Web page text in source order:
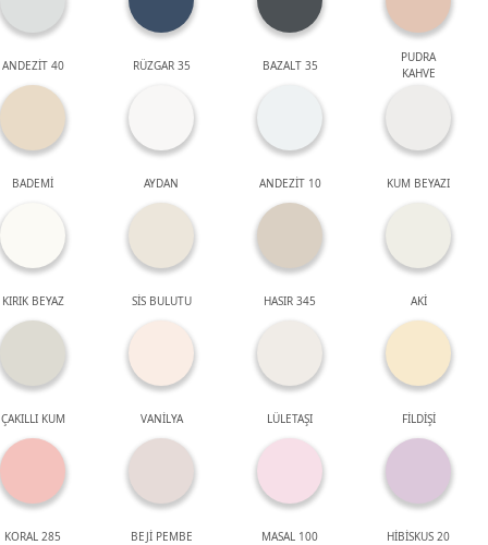
ANDEZİT 40 RÜZGAR 35 BAZALT 35
PUDRA
KAHVE
BADEMİ AYDAN ANDEZİT 10 KUM BEYAZI
KIRIK BEYAZ SİS BULUTU HASIR 345 AKİ
ÇAKILLI KUM VANİLYA LÜLETAŞI FİLDİŞİ
KORAL 285 BEJİ PEMBE MASAL 100 HİBİSKUS 20